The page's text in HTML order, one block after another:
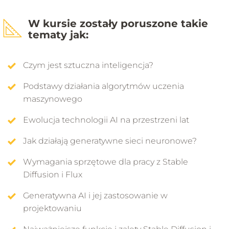
kompozycją to nowa era projektowania
koncepcyjnego.
Zawijające się tekstury i mapy PBR na
4 min 32 s
7 min 20 s
Wprowadzenie do Stable Diffusion
6 min 29 s
03.02 - Jak dziala Stable Diffusion
W kursie zostały poruszone takie
tematy jak:
Czym jest sztuczna inteligencja?
Podstawy działania algorytmów uczenia
maszynowego
Ewolucja technologii AI na przestrzeni lat
Jak działają generatywne sieci neuronowe?
Wymagania sprzętowe dla pracy z Stable
Diffusion i Flux
Generatywna AI i jej zastosowanie w
projektowaniu